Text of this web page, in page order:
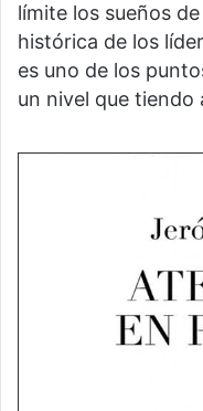
límite los sueños
histórica de los
es uno de los
un nivel que tiendo